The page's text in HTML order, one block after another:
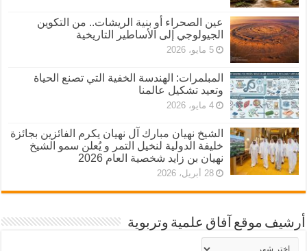
عين الصحراء أو بنية الريشات.. من التكوين
الجيولوجي إلى الأساطير التاريخية
5 مايو، 2026
المبلمرات: الهندسة الخفية التي تصنع الحياة
وتعيد تشكيل عالمنا
4 مايو، 2026
الشيخ نهيان مبارك آل نهيان يكرم الفائزين بجائزة
خليفة الدولية لنخيل التمر و يُعلن سمو الشيخ
نهيان بن زايد شخصية العام 2026
28 أبريل، 2026
أرشيف موقع آفاق علمية وتربوية
أرشيف